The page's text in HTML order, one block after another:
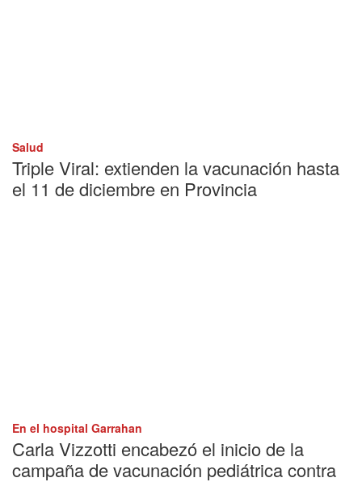
Salud
Triple Viral: extienden la vacunación hasta
el 11 de diciembre en Provincia
En el hospital Garrahan
Carla Vizzotti encabezó el inicio de la
campaña de vacunación pediátrica contra